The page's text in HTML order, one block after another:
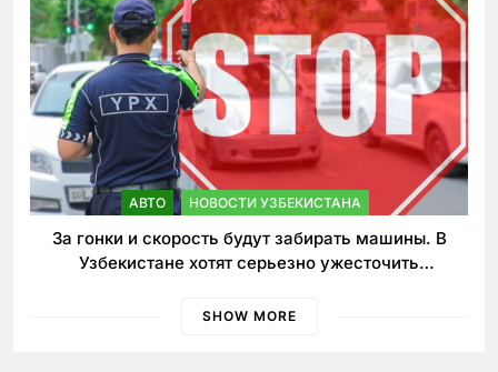
АВТО НОВОСТИ УЗБЕКИСТАНА
За гонки и скорость будут забирать машины. В
Узбекистане хотят серьезно ужесточить
SHOW MORE